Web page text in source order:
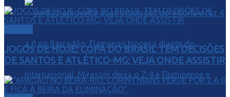
JOGOS DE HOJE: COPA DO BRASIL TEM DECISÕES
DE SANTOS E ATLÉTICO-MG; VEJA ONDE ASSISTIR